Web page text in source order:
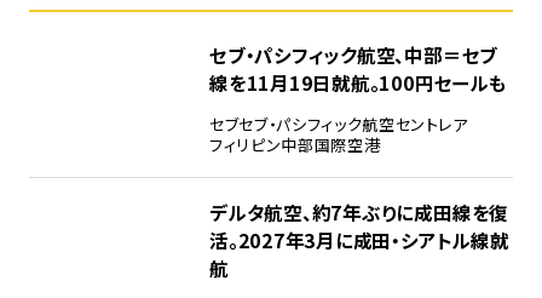
セブ・パシフィック航空、中部＝セブ
線を11月19日就航。100円セールも
セブセブ・パシフィック航空セントレア
フィリピン中部国際空港
デルタ航空、約7年ぶりに成田線を復
活。2027年3月に成田・シアトル線就
航